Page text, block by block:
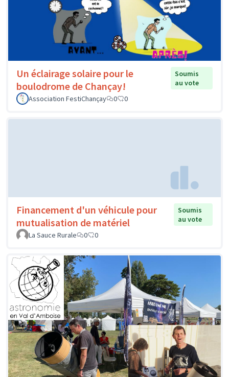
Un éclairage solaire pour le
boulodrome de Chançay!
Soumis
au vote
Association FestiChançay
0 0
Financement d'un véhicule pour
mutualisation de matériel
Soumis
au vote
La Sauce Rurale
0 0